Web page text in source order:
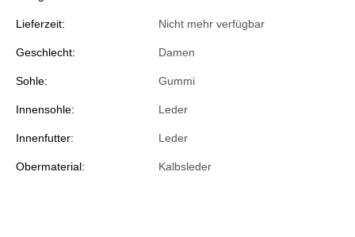
Lieferzeit: Nicht mehr verfügbar
Geschlecht: Damen
Sohle: Gummi
Innensohle: Leder
Innenfutter: Leder
Obermaterial: Kalbsleder